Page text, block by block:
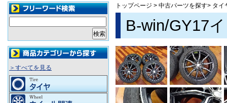
トップページ > 中古パーツを探す> タイ
B-win/GY17
＞すべてを見る